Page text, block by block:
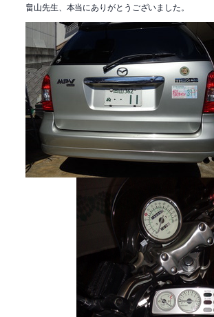
畠山先生、本当にありがとうございました。